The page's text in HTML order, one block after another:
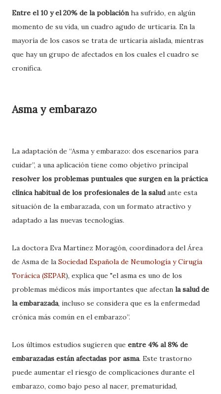
Entre el 10 y el 20% de la poblaciónha sufrido, en algún
momento de su vida, un cuadro agudo de urticaria. En la
mayoría de los casos se trata de urticaria aislada, mientras
que hay un grupo de afectados en los cuales el cuadro se
cronifica.
Asma y embarazo
La adaptación de “Asma y embarazo: dos escenarios para
cuidar”, a una aplicación tiene como objetivo principal
resolver los problemas puntuales que surgen en la práctica
clínica habitual de los profesionales de la saludante esta
situación de la embarazada, con un formato atractivo y
adaptado a las nuevas tecnologías.
La doctora Eva Martínez Moragón, coordinadora del Área
de Asma de la Sociedad Española de Neumología y Cirugía
Torácica (SEPAR), explica que "el asma es uno de los
problemas médicos más importantes que afectan la salud de
la embarazada, incluso se considera que es la enfermedad
crónica más común en el embarazo”.
Los últimos estudios sugieren que entre 4% al 8% de
embarazadas están afectadas por asma. Este trastorno
puede aumentar el riesgo de complicaciones durante el
embarazo, como bajo peso al nacer, prematuridad,